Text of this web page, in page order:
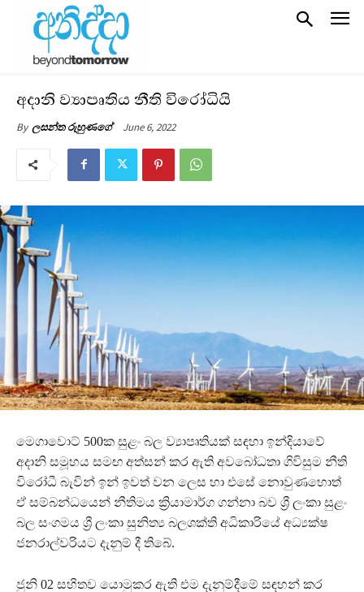
අදානි ව්‍යාපෘතිය නීති විරෝධියි
By ලසන්ත රුහුණගේ June 6, 2022
මෙගාවොට් 500ක සුළං බල ව්‍යාපෘතියක් සඳහා ඉන්දියාවේ
අදානි සමූහය සමඟ අත්සන් කර ඇති අවබෝධතා ගිවිසුම නීති
විරෝධී බැවින් ඉන් ඉවත් වන ලෙස හා එසේ නොවුණහොත්
ඒ සම්බන්ධයෙන් නීතිමය ක්‍රියාමාර්ග ගන්නා බව ශ්‍රී ලංකා සුළං
බල සංගමය ශ්‍රී ලංකා සුනිත්‍ය බලශක්ති අධිකාරියේ අධ්‍යක්ෂ
ජනරාල්වරියට දැනුම් දී තිබේ.
ජුනි 02 සහිතව යොමුකර ඇති එම දැනුම්දීමේ සඳහන් කර